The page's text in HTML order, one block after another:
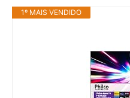
1º MAIS VENDIDO